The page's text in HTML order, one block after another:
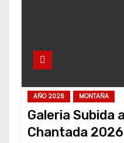
AÑO 2026 MONTAÑA
Galeria Subida
Chantada